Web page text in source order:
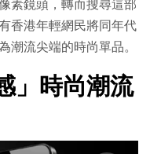
素鏡頭，轉而搜尋這部
香港年輕網民將同年代
潮流尖端的時尚單品。
」時尚潮流